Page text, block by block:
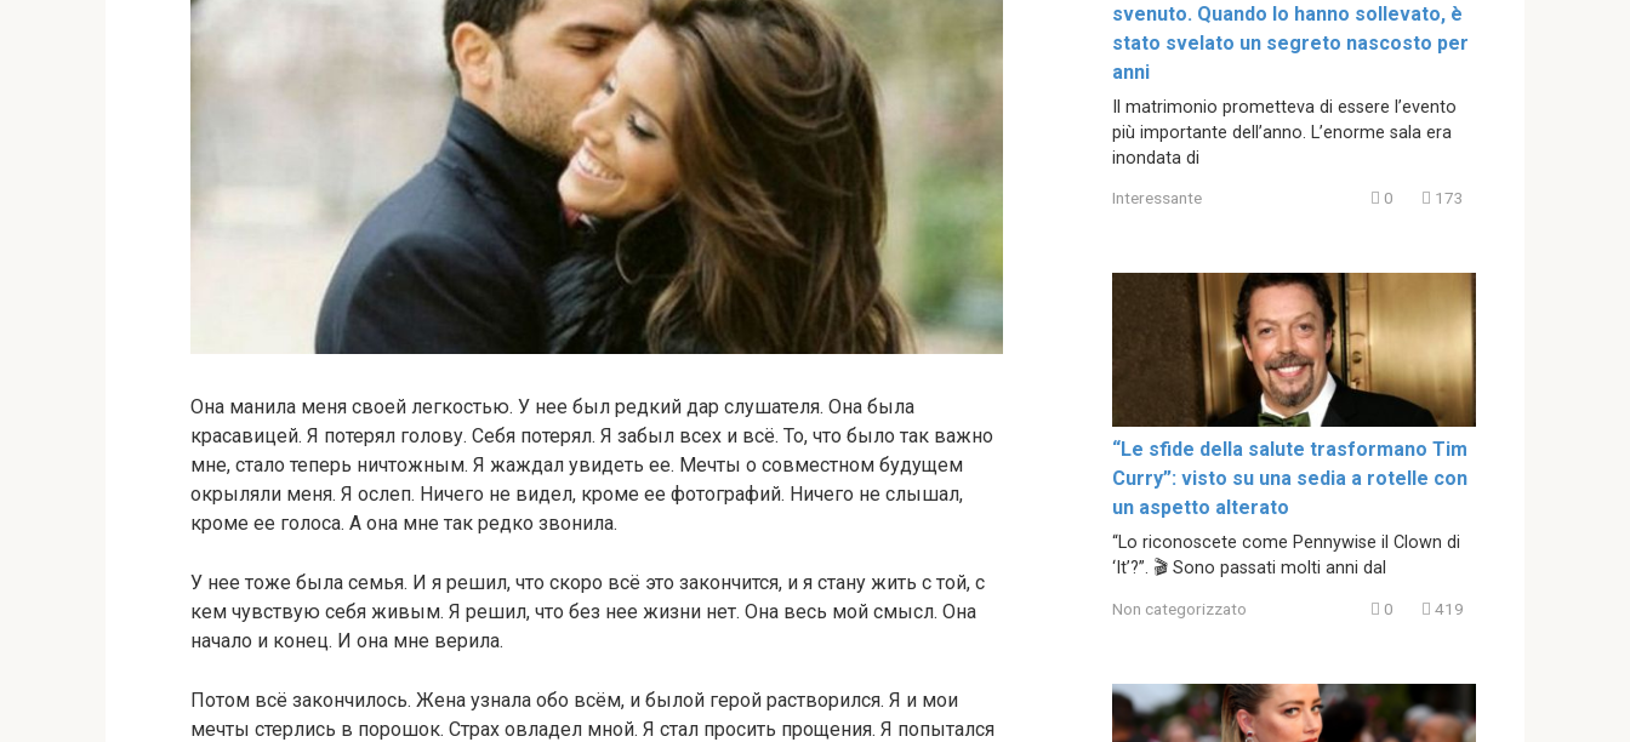
Она манила меня своей легкостью. У нее был редкий дар слушателя. Она была
красавицей. Я потерял голову. Себя потерял. Я забыл всех и всё. То, что было так важно
мне, стало теперь ничтожным. Я жаждал увидеть ее. Мечты о совместном будущем
окрыляли меня. Я ослеп. Ничего не видел, кроме ее фотографий. Ничего не слышал,
кроме ее голоса. А она мне так редко звонила.
У нее тоже была семья. И я решил, что скоро всё это закончится, и я стану жить с той, с
кем чувствую себя живым. Я решил, что без нее жизни нет. Она весь мой смысл. Она
начало и конец. И она мне верила.
Потом всё закончилось. Жена узнала обо всём, и былой герой растворился. Я и мои
мечты стерлись в порошок. Страх овладел мной. Я стал просить прощения. Я попытался
svenuto. Quando lo hanno sollevato, è
stato svelato un segreto nascosto per
anni
Il matrimonio prometteva di essere l’evento
più importante dell’anno. L’enorme sala era
inondata di
Interessante 0 173
“Le sfide della salute trasformano Tim
Curry”: visto su una sedia a rotelle con
un aspetto alterato
“Lo riconoscete come Pennywise il Clown di
‘It’?”. 🎬 Sono passati molti anni dal
Non categorizzato 0 419